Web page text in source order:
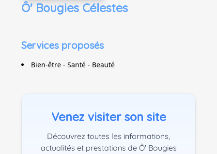
Ô' Bougies Célestes
Services proposés
Bien-être - Santé - Beauté
Venez visiter son site
Découvrez toutes les informations,
actualités et prestations de Ô' Bougies